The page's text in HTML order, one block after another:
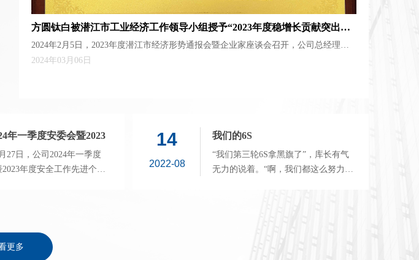
年一季度安委会暨2023
工作先进个人（班组）
隆重召开
27日，公司2024年一季度
年度安全工作先进个人
我们的6S
“我们第三轮6S拿黑旗了”，库长有气
无力的说着。“啊，我们都这么努力
14
2022-08
更多
方圆钛白被潜江市工业经济工作领导小组授予“2023年度稳增长贡献突出企
业”称号
2024年2月5日，2023年度潜江市经济形势通报会暨企业家座谈会召开，公司总经理毛
明受邀出席会议。
2024年03月06日